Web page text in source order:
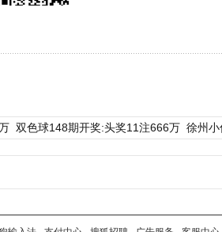
双色球148期开奖:头奖11注666万 徐州